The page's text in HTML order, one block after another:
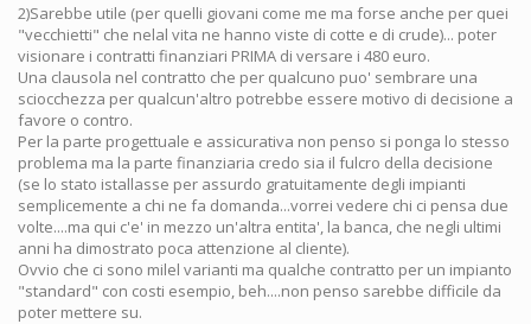
2)Sarebbe utile (per quelli giovani come me ma forse anche per quei
"vecchietti" che nelal vita ne hanno viste di cotte e di crude)... poter
visionare i contratti finanziari PRIMA di versare i 480 euro.
Una clausola nel contratto che per qualcuno puo' sembrare una
sciocchezza per qualcun'altro potrebbe essere motivo di decisione a
favore o contro.
Per la parte progettuale e assicurativa non penso si ponga lo stesso
problema ma la parte finanziaria credo sia il fulcro della decisione
(se lo stato istallasse per assurdo gratuitamente degli impianti
semplicemente a chi ne fa domanda...vorrei vedere chi ci pensa due
volte....ma qui c'e' in mezzo un'altra entita', la banca, che negli ultimi
anni ha dimostrato poca attenzione al cliente).
Ovvio che ci sono milel varianti ma qualche contratto per un impianto
"standard" con costi esempio, beh....non penso sarebbe difficile da
poter mettere su.